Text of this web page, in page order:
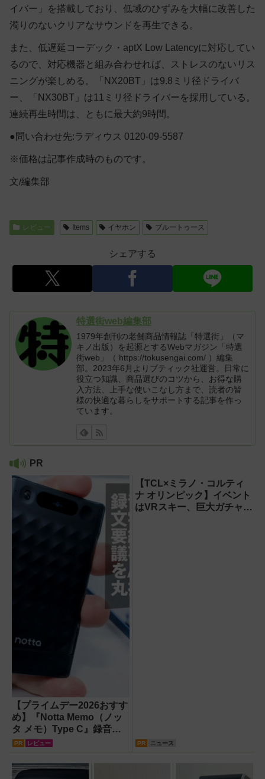
イバー」を搭載しており、低域のひずみを大幅に改善した
濁りのないクリアなサウンドを再生できる。
また、低遅延コーデック・aptX Low Latencyに対応してい
るので、対応機器と組み合わせれば、ストレスのないリス
ニングが楽しめる。「NX20BT」は9.8ミリ径ドライバ
ー、「NX30BT」は11ミリ径ドライバーを採用している。
連続再生時間は、ともに最大約9時間。
●問い合わせ先:ラディウス 0120-09-5587
※価格は記事作成時のものです。
文/編集部
レビュー Items イヤホン ブルートゥース
シェアする
特選街web編集部
1979年創刊の老舗商品情報誌「特選街」（マ
キノ出版）を起源とするWebマガジン「特選
街web」（ https://tokusengai.com/ ）編集
部。2023年6月よりブティック社運営。日常に
役立つ知識、商品選びのコツから、お得な購
入方法、上手な使いこなし方まで、読者の皆
様の快適な暮らしをサポートする記事を作っ
ています。
PR
【プライムデー2026おすす
め】『Notta Memo（ノッ
タ メモ）Type C』録音か
らAI自動文字起こし・翻
スレコーダー！【議事録作
成】
PR レビュー
【TCL×ミラノ・コルティ
ナ オリンピック】イベント
はVRスキー、巨大ガチャな
PR ニュース